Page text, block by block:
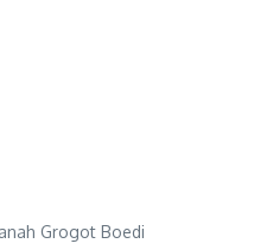
Grogot Boedi